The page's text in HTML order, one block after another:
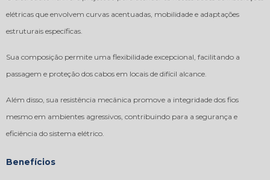
elétricas que envolvem curvas acentuadas, mobilidade e adaptações
estruturais específicas.
Sua composição permite uma flexibilidade excepcional, facilitando a
passagem e proteção dos cabos em locais de difícil alcance.
Além disso, sua resistência mecânica promove a integridade dos fios
mesmo em ambientes agressivos, contribuindo para a segurança e
eficiência do sistema elétrico.
Benefícios